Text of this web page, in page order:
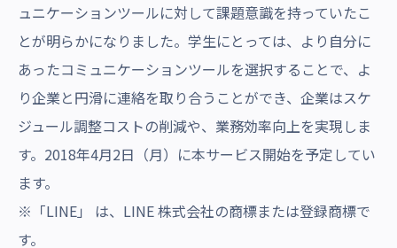
ュニケーションツールに対して課題意識を持っていたこ
とが明らかになりました。学生にとっては、より自分に
あったコミュニケーションツールを選択することで、よ
り企業と円滑に連絡を取り合うことができ、企業はスケ
ジュール調整コストの削減や、業務効率向上を実現しま
す。2018年4月2日（月）に本サービス開始を予定してい
ます。
※「LINE」 は、LINE 株式会社の商標または登録商標で
す。